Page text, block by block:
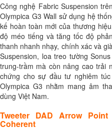
Công nghệ Fabric Suspension
Olympica G3 Wall sử dụng hệ
kế hoàn toàn mới của thương
độ méo tiếng và tăng tốc độ
thanh nhanh nhạy, chính xác và
Suspension, loa treo tường
trung-trầm mà còn nâng cao trải
chứng cho sự đầu tư nghiêm
Olympica G3 nhằm mang âm
dùng Việt Nam.
Tweeter DAD Arrow
Coherent